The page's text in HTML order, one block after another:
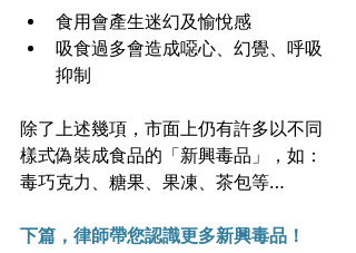
食用會產生迷幻及愉悅感
吸食過多會造成噁心、幻覺、呼吸
抑制
除了上述幾項，市面上仍有許多以不同
樣式偽裝成食品的「新興毒品」，如：
毒巧克力、糖果、果凍、茶包等…
下篇，律師帶您認識更多新興毒品！